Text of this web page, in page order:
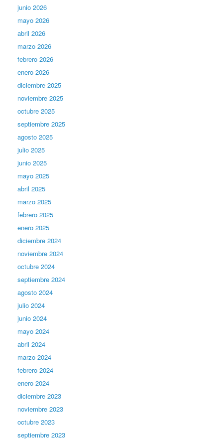
junio 2026
mayo 2026
abril 2026
marzo 2026
febrero 2026
enero 2026
diciembre 2025
noviembre 2025
octubre 2025
septiembre 2025
agosto 2025
julio 2025
junio 2025
mayo 2025
abril 2025
marzo 2025
febrero 2025
enero 2025
diciembre 2024
noviembre 2024
octubre 2024
septiembre 2024
agosto 2024
julio 2024
junio 2024
mayo 2024
abril 2024
marzo 2024
febrero 2024
enero 2024
diciembre 2023
noviembre 2023
octubre 2023
septiembre 2023